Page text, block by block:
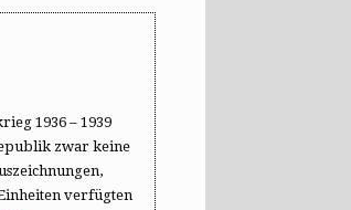
1936 – 1939
zwar keine
verfügten